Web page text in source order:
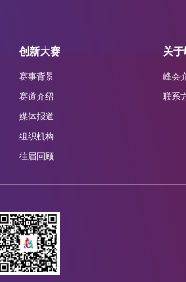
创新大赛
赛事背景
赛道介绍
媒体报道
组织机构
往届回顾
关于
峰会
联系